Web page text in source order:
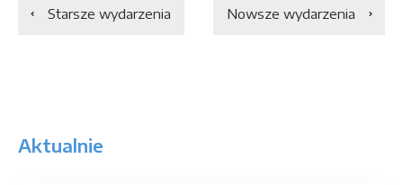
Starsze wydarzenia Nowsze wydarzenia
Aktualnie